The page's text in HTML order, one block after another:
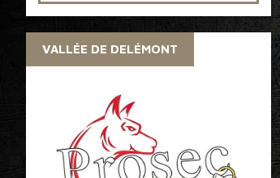
VALLÉE DE DELÉMONT